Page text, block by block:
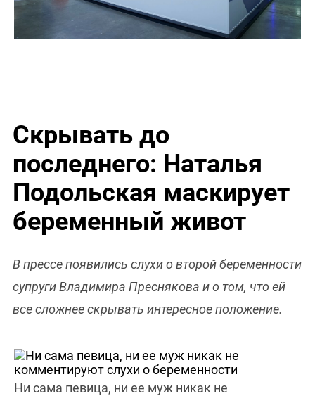
Скрывать до
последнего: Наталья
Подольская маскирует
беременный живот
В прессе появились слухи о второй беременности
супруги Владимира Преснякова и о том, что ей
все сложнее скрывать интересное положение.
Ни сама певица, ни ее муж никак не